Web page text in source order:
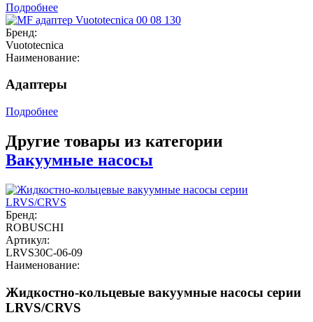
Подробнее
Бренд:
Vuototecnica
Наименование:
Адаптеры
Подробнее
Другие товары из категории
Вакуумные насосы
Бренд:
ROBUSCHI
Артикул:
LRVS30C-06-09
Наименование:
Жидкостно-кольцевые вакуумные насосы серии
LRVS/CRVS